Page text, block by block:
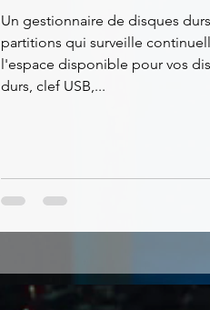
Un gestionnaire de disques
partitions qui surveille
l'espace disponible pour vos
durs, clef USB,...